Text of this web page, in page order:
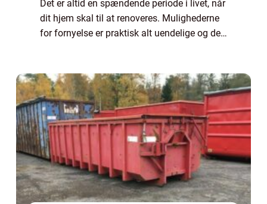
Det er altid en spændende periode i livet, når
dit hjem skal til at renoveres. Mulighederne
for fornyelse er praktisk alt uendelige og det